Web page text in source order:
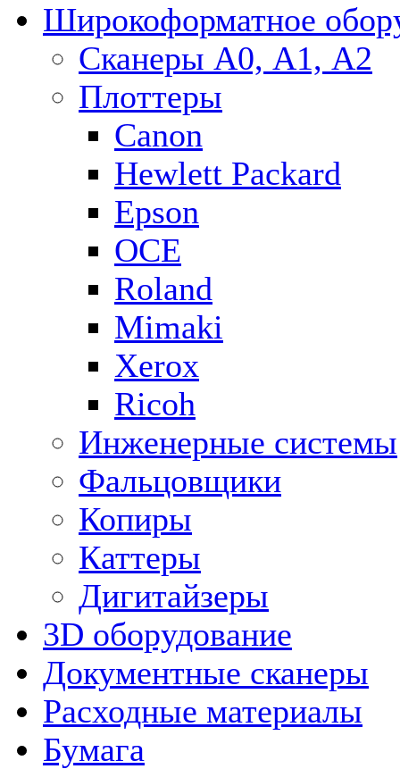
Широкоформатное
Сканеры А0, А1, А2
Плоттеры
Canon
Hewlett Packard
Epson
OCE
Roland
Mimaki
Xerox
Ricoh
Инженерные системы
Фальцовщики
Копиры
Каттеры
Дигитайзеры
3D оборудование
Документные сканеры
Расходные материалы
Бумага